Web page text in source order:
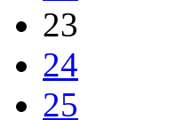
23
24
25